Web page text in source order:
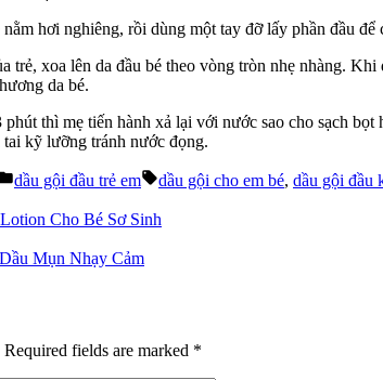
hơi nghiêng, rồi dùng một tay đỡ lấy phần đầu
trẻ, xoa lên da đầu bé theo vòng tròn nhẹ nhàng.
da bé.
thì mẹ tiến hành xả lại với nước sao cho sạch
tai kỹ lưỡng tránh nước đọng.
Posted
dầu gội đầu trẻ em Tags:
dầu gội cho em bé, dầu gội đầu
Cho Bé Sơ Sinh
Mụn Nhạy Cảm
Required fields are marked *